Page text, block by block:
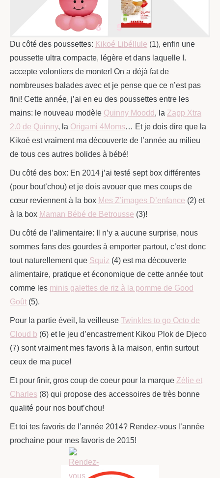
Du côté des poussettes: Kikoé Libéllule (1), enfin une
poussette ultra compacte, légère et dans laquelle I.
accepte volontiers de monter! On a déjà fat de
nombreuses balades avec et je pense que ce n’est pas
fini! Cette année, j’ai en eu des poussettes entre les
mains: le nouveau modèle Quinny Moodd , la Zapp Xtra
2.0 de Quinny, la Origami 4Moms… Et je dois dire que la
Kikoé est vraiment ma découverte de l’année au milieu
de tous ces autres bolides à bébé!
Du côté des box: En 2014 j’ai testé sept box différentes
(pour bout’chou) et je dois avouer que mes coups de
cœur reviennent à la box Mes Z’images D’enfance (2) et
à la box Maman Bébé de Betrousse (3)!
Du côté de l’alimentaire: Il n’y a aucune surprise, nous
sommes fans des gourdes à emporter partout, c’est donc
tout naturellement que Squiz (4) est ma découverte
alimentaire, pratique et économique de cette année tout
comme les minis galettes de riz à la pomme de Good
Goût (5).
Pour la partie éveil, la veilleuse Twinkles to go Octo de
Cloud b (6) et le jeu d’encastrement Kikou Plok de Djeco
(7) sont vraiment mes favoris à la maison, enfin surtout
ceux de ma puce!
Et pour finir, gros coup de coeur pour la marque Zélie et
Charles (8) qui propose des accessoires de très bonne
qualité pour nos bout’chou!
Et toi tes favoris de l’année 2014? Rendez-vous l’année
prochaine pour mes favoris de 2015!